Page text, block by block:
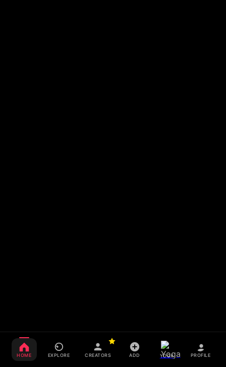
HOME EXPLORE CREATORS ADD YOGA PROFILE